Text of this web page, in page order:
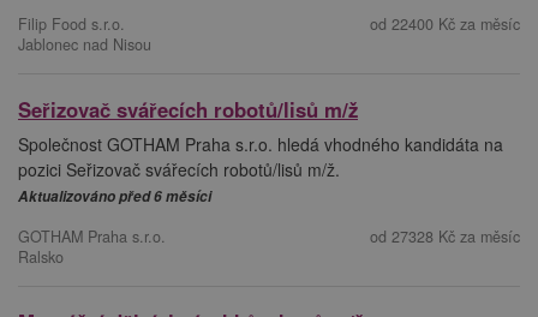
Filip Food s.r.o.
Jablonec nad Nisou
od 22400 Kč za měsíc
Seřizovač svářecích robotů/lisů m/ž
Společnost GOTHAM Praha s.r.o. hledá vhodného kandidáta na
pozici Seřizovač svářecích robotů/lisů m/ž.
Aktualizováno před 6 měsíci
GOTHAM Praha s.r.o.
Ralsko
od 27328 Kč za měsíc